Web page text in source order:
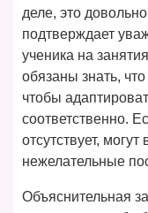
деле, это
подтверждает
ученика на
обязаны знать,
чтобы
соответственно.
отсутствует,
нежелательные
Объяснительная